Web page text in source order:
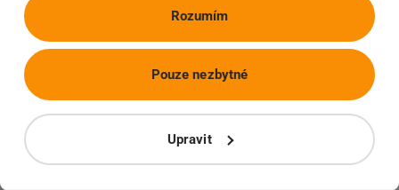
Rozumím
Upravit
Pouze nezbytné